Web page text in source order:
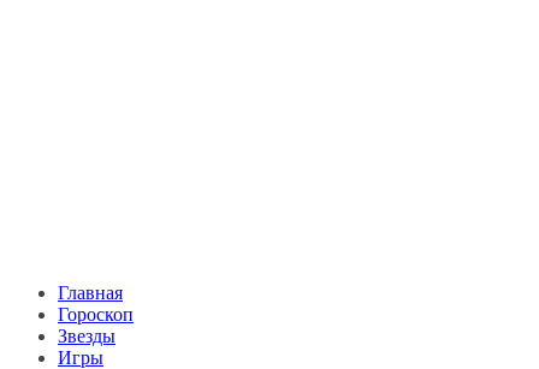
Главная
Гороскоп
Звезды
Игры